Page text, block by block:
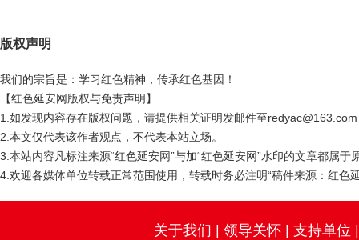
版权声明
我们的宗旨是：学习红色精神，传承红色基因！
【红色延安网版权与免责声明】
1.如发现内容存在版权问题，请提供相关证明发邮件至
2.本文仅代表该作者观点，不代表本站立场。
3.本站内容凡标注来源“红色延安网”与加“红色延安网”水印的文章都属
4.欢迎各媒体单位转载正常范围使用，转载时务必注明“稿件来源：红色
关于我们 领导关怀| 支持单位